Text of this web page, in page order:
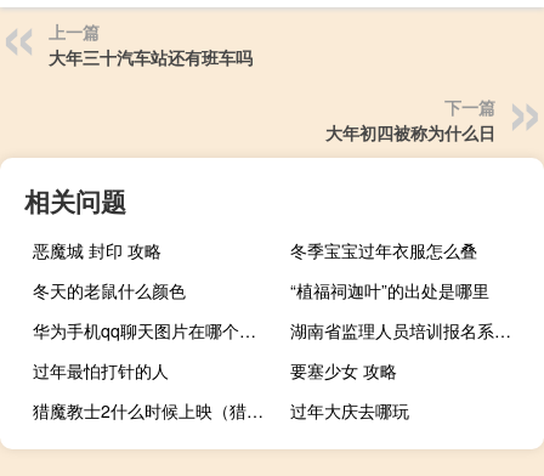
上一篇
大年三十汽车站还有班车吗
下一篇
大年初四被称为什么日
相关问题
恶魔城 封印 攻略
冬季宝宝过年衣服怎么叠
冬天的老鼠什么颜色
“植福祠迦叶”的出处是哪里
华为手机qq聊天图片在哪个文件夹（qq聊天图片在哪个文件夹）
湖南省监理人员培训报名系统(微信扫一扫)（湖南省监理人员培训报名系统）
过年最怕打针的人
要塞少女 攻略
猎魔教士2什么时候上映（猎魔教士）
过年大庆去哪玩